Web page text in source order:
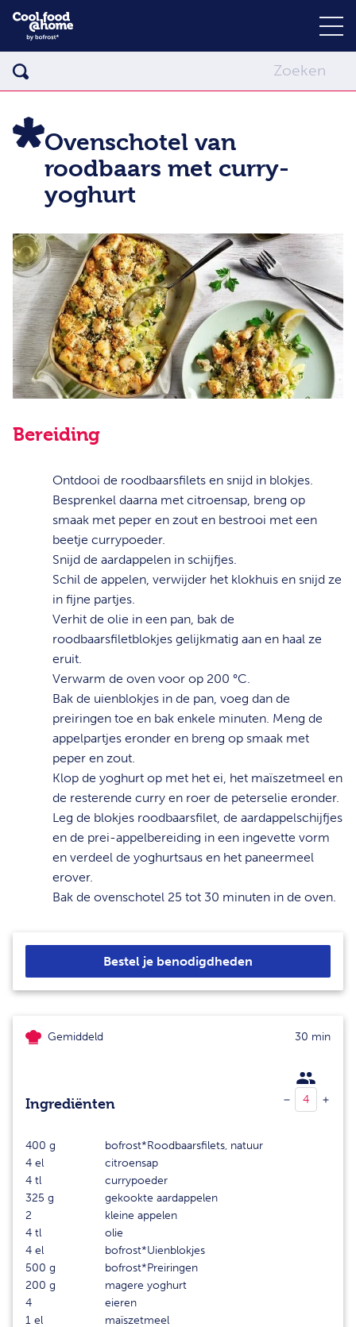
Ovenschotel van
roodbaars met curry-
yoghurt
Bereiding
Ontdooi de roodbaarsfilets en snijd in blokjes.
Besprenkel daarna met citroensap, breng op
smaak met peper en zout en bestrooi met een
beetje currypoeder.
Snijd de aardappelen in schijfjes.
Schil de appelen, verwijder het klokhuis en snijd ze
in fijne partjes.
Verhit de olie in een pan, bak de
roodbaarsfiletblokjes gelijkmatig aan en haal ze
eruit.
Verwarm de oven voor op 200 °C.
Bak de uienblokjes in de pan, voeg dan de
preiringen toe en bak enkele minuten. Meng de
appelpartjes eronder en breng op smaak met
peper en zout.
Klop de yoghurt op met het ei, het maïszetmeel en
de resterende curry en roer de peterselie eronder.
Leg de blokjes roodbaarsfilet, de aardappelschijfjes
en de prei-appelbereiding in een ingevette vorm
en verdeel de yoghurtsaus en het paneermeel
erover.
Bak de ovenschotel 25 tot 30 minuten in de oven.
Bestel je benodigdheden
Gemiddeld 30 min
Ingrediënten
400 g
bofrost*Roodbaarsfilets, natuur
4 el
citroensap
4 tl
currypoeder
325 g
gekookte aardappelen
2
kleine appelen
4 tl
olie
4 el
bofrost*Uienblokjes
500 g
bofrost*Preiringen
200 g
magere yoghurt
4
eieren
1 el
maïszetmeel